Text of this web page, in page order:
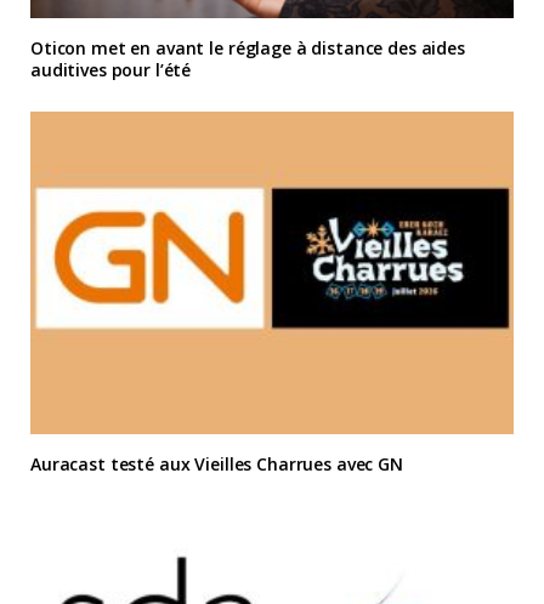
Oticon met en avant le réglage à distance des aides
auditives pour l’été
Auracast testé aux Vieilles Charrues avec GN